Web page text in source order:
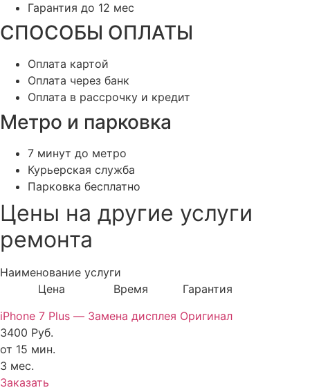
Гарантия до 12 мес
СПОСОБЫ ОПЛАТЫ
Оплата картой
Оплата через банк
Оплата в рассрочку и кредит
Метро и парковка
7 минут до метро
Курьерская служба
Парковка бесплатно
Цены на другие услуги
ремонта
Наименование услуги
Цена Время Гарантия
iPhone 7 Plus — Замена дисплея Оригинал
3400 Руб.
от 15 мин.
3 мес.
Заказать